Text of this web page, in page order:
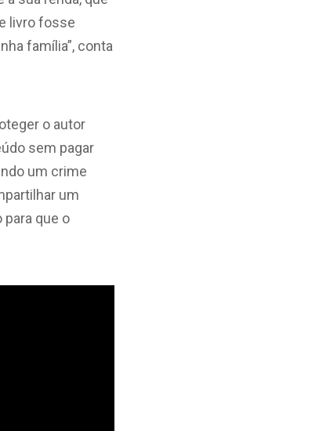
livro fosse
família”, conta
o autor
sem pagar
um crime
um
para que o